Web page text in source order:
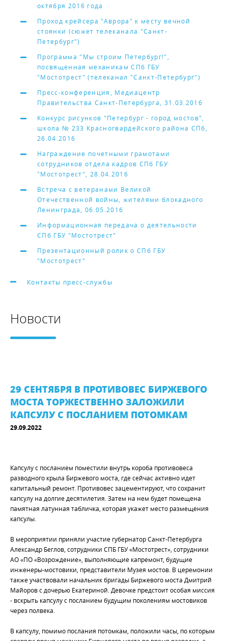
октября 2016 года
Проход крейсера "Аврора" к месту вечной
стоянки (сюжет телеканала "Санкт-
Петербург")
Программа "Мы строим Петербург!",
посвященная механикам СПб ГБУ
"Мостотрест" (телеканал "Санкт-Петербург")
Пресс-конференция, Медиацентр
Правительства Санкт-Петербурга, 31.03.2016
Конкурс рисунков "Петербург - город мостов",
школа № 233 Красногвардейского района СПб,
26.04.2016
Награждение почетными грамотами
сотрудников отдела кадров СПб ГБУ
"Мостотрест", 28.04.2016
Встреча с ветеранами Великой
Отечественной войны, жителями блокадного
Ленинграда, 06.05.2016
Информационная передача о деятельности
СПб ГБУ "Мостотрест"
Презентационный ролик о СПб ГБУ
"Мостотрест"
Контакты пресс-службы
Новости
29 СЕНТЯБРЯ В ПРОТИВОВЕС БИРЖЕВОГО
МОСТА ТОРЖЕСТВЕННО ЗАЛОЖИЛИ
КАПСУЛУ С ПОСЛАНИЕМ ПОТОМКАМ
29.09.2022
Капсулу с посланием поместили внутрь короба противовеса
разводного крыла Биржевого моста, где сейчас активно идет
капитальный ремонт. Противовес зацементируют, что сохранит
капсулу на долгие десятилетия. Затем на нем будет помещена
памятная латунная табличка, которая укажет место размещения
капсулы.
В мероприятии приняли участие губернатор Санкт-Петербурга
Александр Беглов, сотрудники СПБ ГБУ «Мостотрест», сотрудники
АО «ПО «Возрождение», выполняющие капремонт, будущие
инженеры-мостовики, представители Музея мостов. В церемонии
также участвовали начальник бригады Биржевого моста Дмитрий
Майоров с дочерью Екатериной. Девочке предстоит особая миссия
- вскрыть капсулу с посланием будущим поколениям мостовиков
через полвека.
В капсулу, помимо послания потомкам, положили часы, по которым